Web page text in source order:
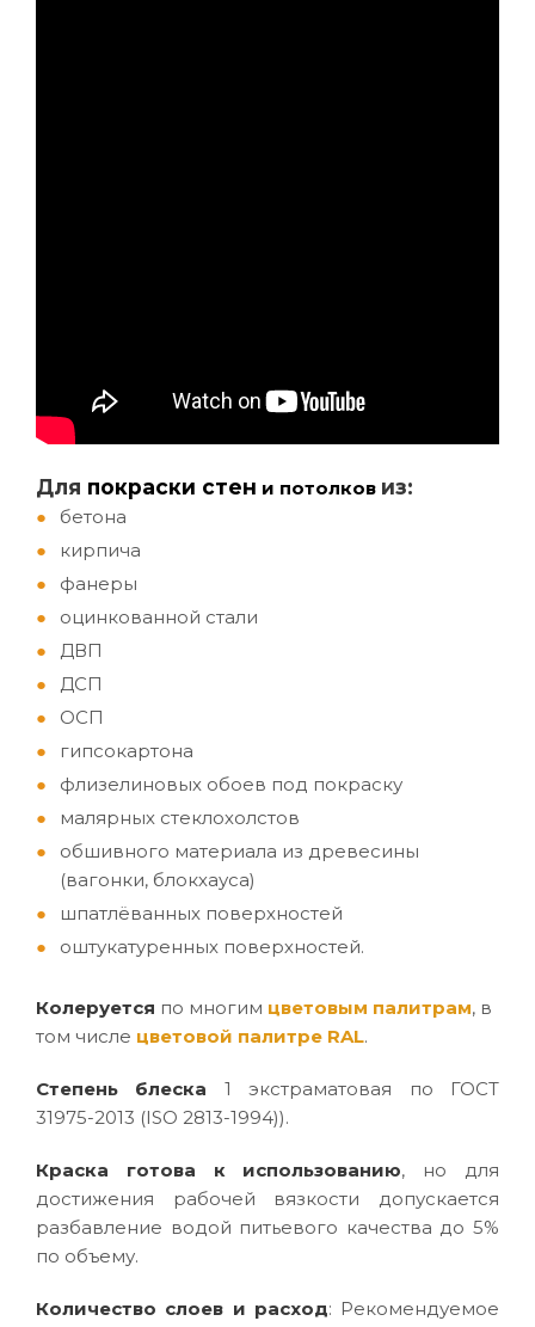
Для покраски стен и потолков из:
бетона
кирпича
фанеры
оцинкованной стали
ДВП
ДСП
ОСП
гипсокартона
флизелиновых обоев под покраску
малярных стеклохолстов
обшивного материала из древесины
(вагонки, блокхауса)
шпатлёванных поверхностей
оштукатуренных поверхностей.
Колеруется по многим цветовым палитрам, в
том числе цветовой палитре RAL.
Степень блеска 1 экстраматовая по ГОСТ
31975-2013 (ISO 2813-1994)).
Краска готова к использованию, но для
достижения рабочей вязкости допускается
разбавление водой питьевого качества до 5%
по объему.
Количество слоев и расход: Рекомендуемое